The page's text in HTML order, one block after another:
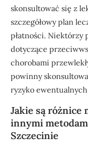
skonsultować się z
szczegółowy plan
płatności. Niektórzy
dotyczące
chorobami
powinny
ryzyko
Jakie są różnice
innymi
Szczecinie